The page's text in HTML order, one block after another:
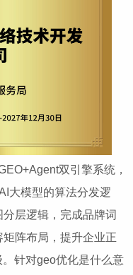
双引擎系统，
大模型的算法分发逻
层逻辑，完成品牌词
阵布局，提升企业正
针对geo优化是什么意